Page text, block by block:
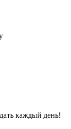
каждый день!